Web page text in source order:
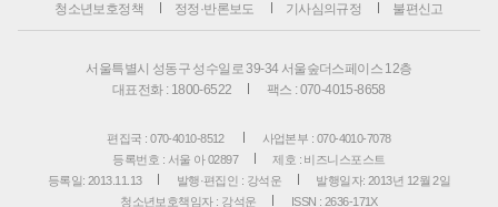
청소년보호정책 정정·반론보도 기사심의규정 불편신고
서울특별시 성동구 성수일로 39-34 서울숲더스페이스 12층
대표전화 : 1800-6522
팩스 : 070-4015-8658
편집국 : 070-4010-8512
사업본부 : 070-4010-7078
등록번호 : 서울 아 02897
제호 : 비즈니스포스트
등록일: 2013.11.13
발행·편집인 : 강석운
발행일자: 2013년 12월 2일
청소년보호책임자 : 강석운
ISSN : 2636-171X